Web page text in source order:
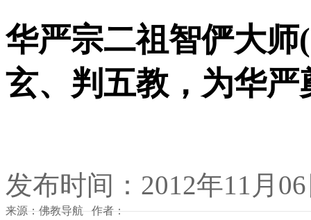
华严宗二祖智俨大师
玄、判五教，为华严
发布时间：2012年11月
来源：佛教导航 作者：